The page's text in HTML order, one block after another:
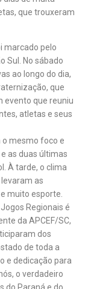
que trouxeram
marcado pelo
Sul. No sábado
ao longo do dia,
que
evento que reuniu
atletas e seus
mesmo foco e
as duas últimas
À tarde, o clima
as
muito esporte.
Regionais é
da APCEF/SC,
dos
de toda a
e dedicação para
o verdadeiro
do Paraná e do